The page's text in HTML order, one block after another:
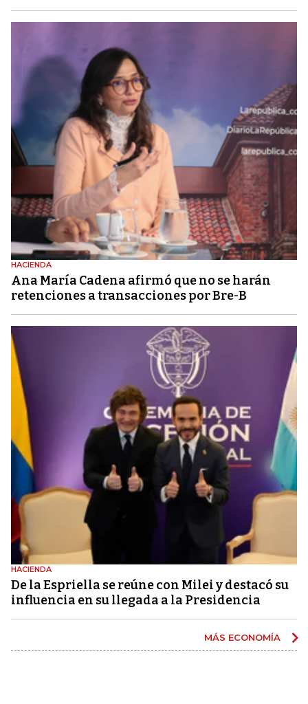
HACIENDA
Ana María Cadena afirmó que no se harán
retenciones a transacciones por Bre-B
HACIENDA
De la Espriella se reúne con Milei y destacó su
influencia en su llegada a la Presidencia
MÁS ECONOMÍA